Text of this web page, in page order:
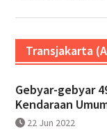
Transjakarta
Gebyar-gebyar
Kendaraan
22 Jun 2022